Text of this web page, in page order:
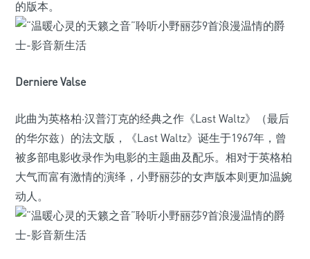
的版本。
Derniere Valse
此曲为英格柏·汉普汀克的经典之作《Last Waltz》（最后
的华尔兹）的法文版，《Last Waltz》诞生于1967年，曾
被多部电影收录作为电影的主题曲及配乐。相对于英格柏
大气而富有激情的演绎，小野丽莎的女声版本则更加温婉
动人。